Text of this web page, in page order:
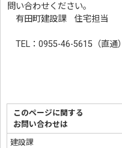
問い合わせください。
有田町建設課 住宅担当
TEL：0955-46-5615（直通）
このページに関する
お問い合わせは
建設課